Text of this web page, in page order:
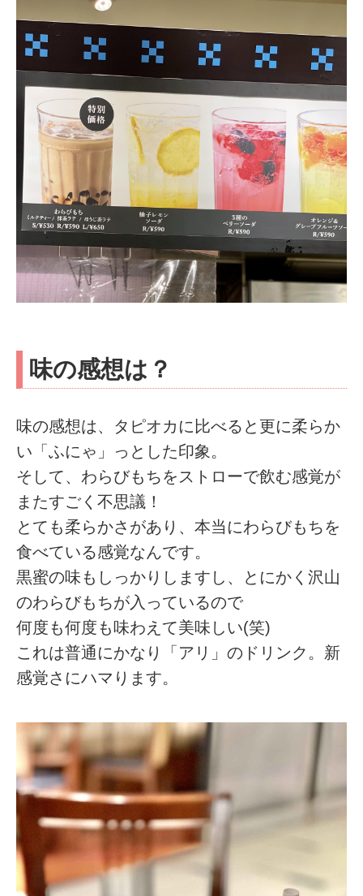
味の感想は？
味の感想は、タピオカに比べると更に柔らか
い「ふにゃ」っとした印象。
そして、わらびもちをストローで飲む感覚が
またすごく不思議！
とても柔らかさがあり、本当にわらびもちを
食べている感覚なんです。
黒蜜の味もしっかりしますし、とにかく沢山
のわらびもちが入っているので
何度も何度も味わえて美味しい(笑)
これは普通にかなり「アリ」のドリンク。新
感覚さにハマります。